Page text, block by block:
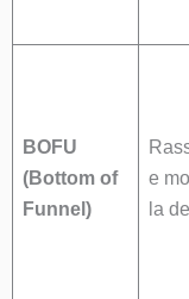
BOFU
(Bottom of
Funnel)
e
la